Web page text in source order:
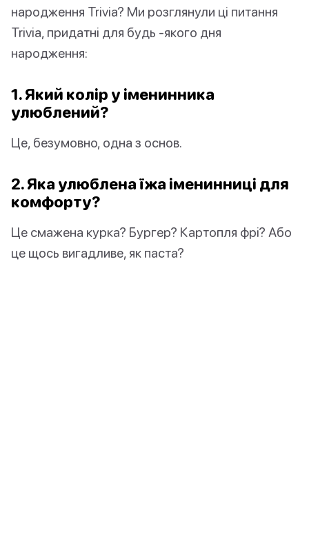
народження Trivia? Ми розглянули ці питання
Trivia, придатні для будь -якого дня
народження:
1. Який колір у іменинника
улюблений?
Це, безумовно, одна з основ.
2. Яка улюблена їжа іменинниці для
комфорту?
Це смажена курка? Бургер? Картопля фрі? Або
це щось вигадливе, як паста?